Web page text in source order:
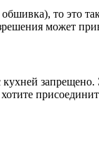
то это
может